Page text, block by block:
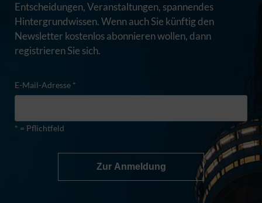
Entscheidungen, Veranstaltungen, spannendes
Hintergrundwissen. Wenn auch Sie künftig den
Newsletter kostenlos abonnieren wollen, dann
registrieren Sie sich.
E-Mail-Adresse *
* = Pflichtfeld
Zur Anmeldung